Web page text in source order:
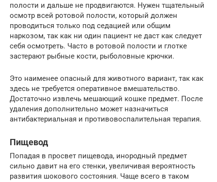
полости и дальше не продвигаются. Нужен тщательный
осмотр всей ротовой полости, который должен
проводиться только под седацией или общим
наркозом, так как ни один пациент не даст как следует
себя осмотреть. Часто в ротовой полости и глотке
застерают рыбные кости, рыболовные крючки.
Это наименее опасный для животного вариант, так как
здесь не требуется оперативное вмешательство.
Достаточно извлечь мешающий кошке предмет. После
удаления дополнительно может назначиться
антибактериальная и противовоспалительная терапия.
Пищевод
Попадая в просвет пищевода, инородный предмет
сильно давит на его стенки, увеличивая вероятность
развития шокового состояния. Чаще всего в таком